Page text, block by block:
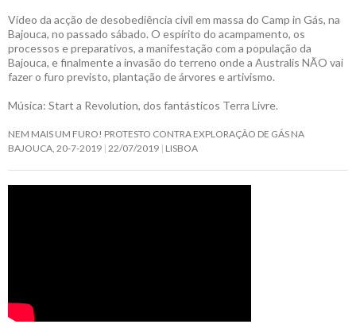
Vídeo da acção de desobediência civil em massa do Camp in Gás, na
Bajouca, no passado sábado. O espírito do acampamento, os
processos e preparativos, a manifestação com a população da
Bajouca, e finalmente a invasão do terreno onde a Australis NÃO vai
fazer o furo previsto, plantação de árvores e artivismo.
Música: Start a Revolution, dos fantásticos Terra Livre.
NEM MAIS UM FURO! PROTESTO CONTRA EXPLORAÇÃO DE GÁS NA
BAJOUCA, 20-7-2019 22/07/2019 LISBOA